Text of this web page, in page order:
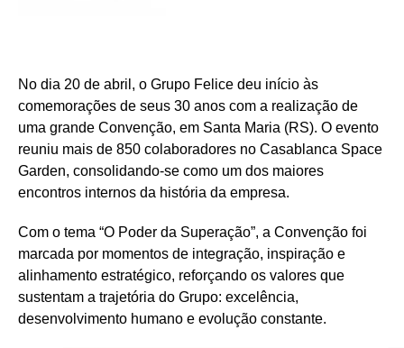
No dia 20 de abril, o Grupo Felice deu início às
comemorações de seus 30 anos com a realização de
uma grande Convenção, em Santa Maria (RS). O evento
reuniu mais de 850 colaboradores no Casablanca Space
Garden, consolidando-se como um dos maiores
encontros internos da história da empresa.
Com o tema “O Poder da Superação”, a Convenção foi
marcada por momentos de integração, inspiração e
alinhamento estratégico, reforçando os valores que
sustentam a trajetória do Grupo: excelência,
desenvolvimento humano e evolução constante.